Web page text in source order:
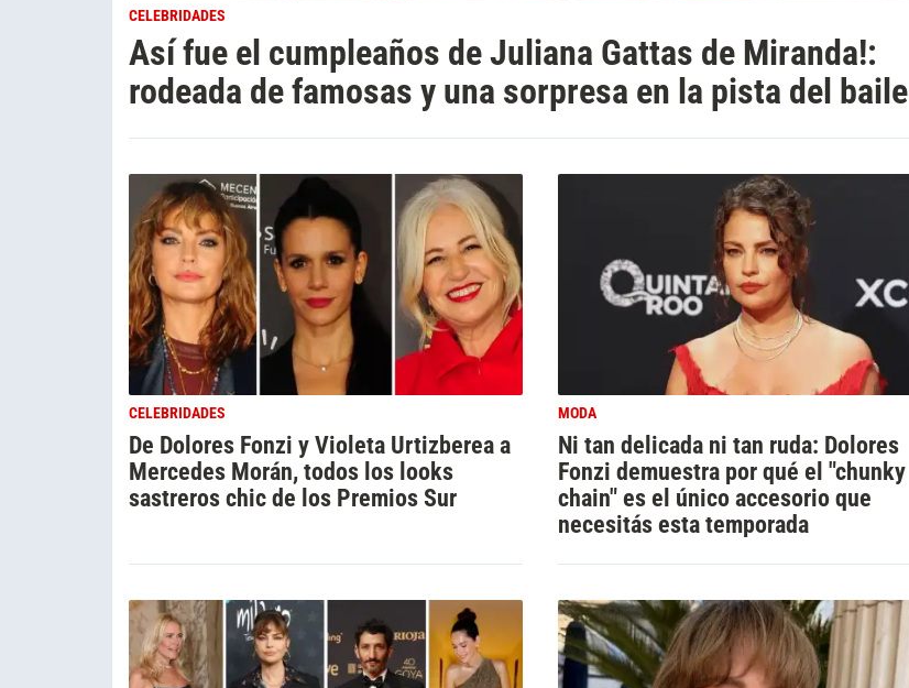
CELEBRIDADES
Así fue el cumpleaños de Juliana Gattas de Miranda!:
rodeada de famosas y una sorpresa en la pista del baile
CELEBRIDADES
De Dolores Fonzi y Violeta Urtizberea a
Mercedes Morán, todos los looks
sastreros chic de los Premios Sur
MODA
Ni tan delicada ni tan ruda: Dolores
Fonzi demuestra por qué el "chunky
chain" es el único accesorio que
necesitás esta temporada